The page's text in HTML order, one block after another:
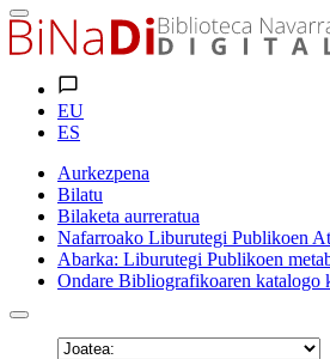
EU
ES
Aurkezpena
Bilatu
Bilaketa aurreratua
Nafarroako Liburutegi Publikoen
Abarka: Liburutegi Publikoen
Ondare Bibliografikoaren katalogo